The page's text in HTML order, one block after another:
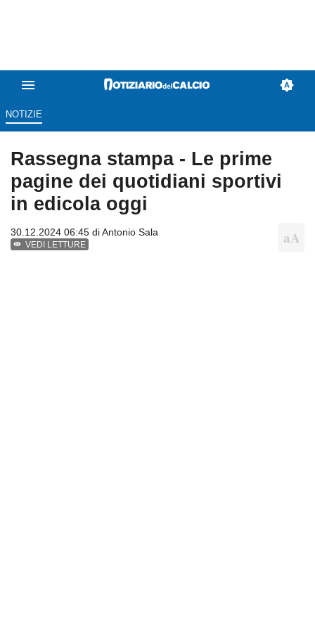
NOTIZIE
Rassegna stampa - Le prime
pagine dei quotidiani sportivi
in edicola oggi
30.12.2024 06:45 diAntonio Sala
VEDI LETTURE